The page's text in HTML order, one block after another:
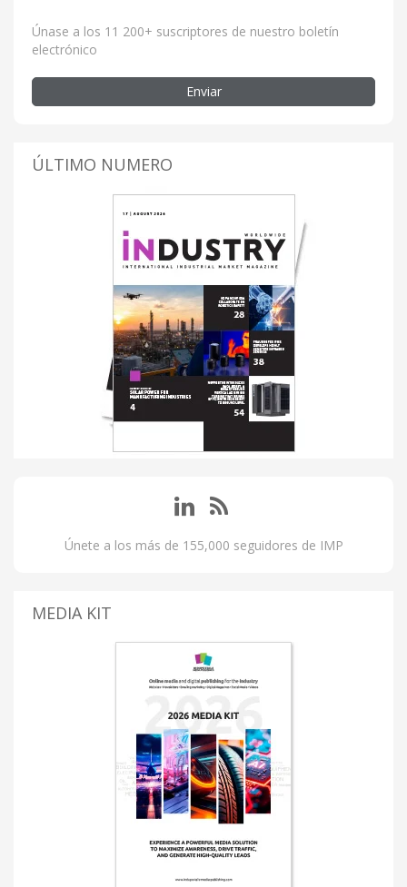
Únase a los 11 200+ suscriptores de nuestro boletín
electrónico
Enviar
ÚLTIMO NUMERO
Únete a los más de 155,000 seguidores de IMP
MEDIA KIT